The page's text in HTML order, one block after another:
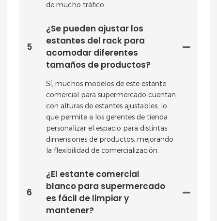
de mucho tráfico.
5
¿Se pueden ajustar los
estantes del rack para
acomodar diferentes
tamaños de productos?
Sí, muchos modelos de este estante
comercial para supermercado cuentan
con alturas de estantes ajustables, lo
que permite a los gerentes de tienda
personalizar el espacio para distintas
dimensiones de productos, mejorando
la flexibilidad de comercialización.
6
¿El estante comercial
blanco para supermercado
es fácil de limpiar y
mantener?